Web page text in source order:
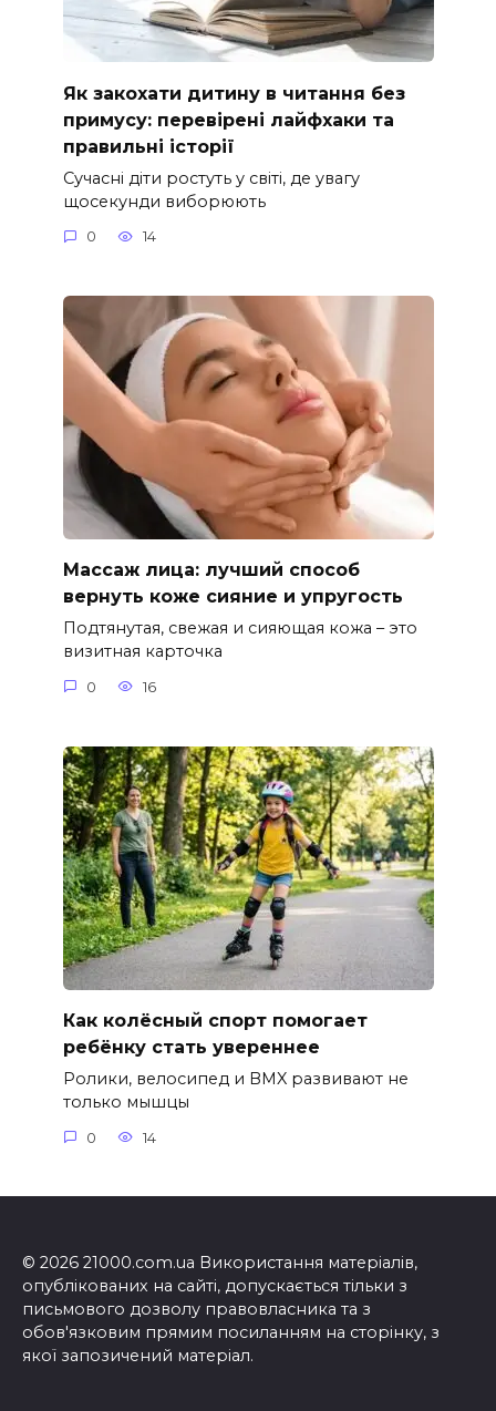
Як закохати дитину в читання без
примусу: перевірені лайфхаки та
правильні історії
Сучасні діти ростуть у світі, де увагу
щосекунди виборюють
0 14
Массаж лица: лучший способ
вернуть коже сияние и упругость
Подтянутая, свежая и сияющая кожа – это
визитная карточка
0 16
Как колёсный спорт помогает
ребёнку стать увереннее
Ролики, велосипед и BMX развивают не
только мышцы
0 14
© 2026 21000.com.ua Використання матеріалів,
опублікованих на сайті, допускається тільки з
письмового дозволу правовласника та з
обов'язковим прямим посиланням на сторінку, з
якої запозичений матеріал.